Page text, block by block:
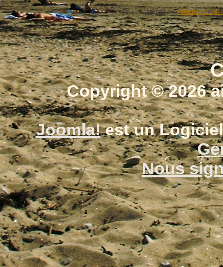
Catégorie :Autour de
Copyright © 2026
Joomla!est un
Nous